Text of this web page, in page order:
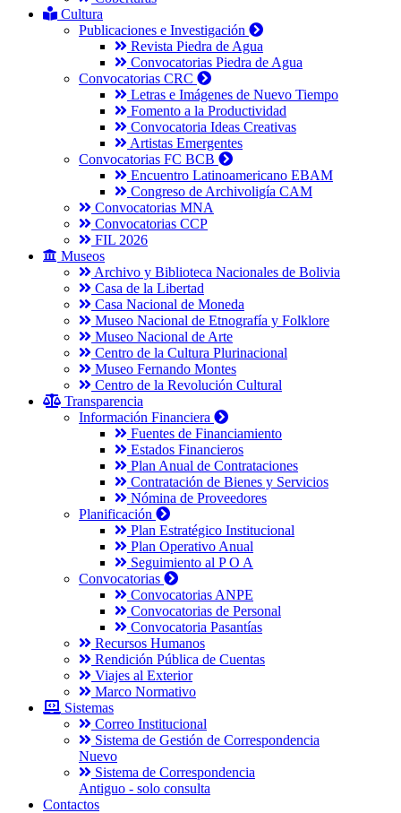
Cultura
Publicaciones e Investigación
Revista Piedra de Agua
Convocatorias Piedra de Agua
Convocatorias CRC
Letras e Imágenes de Nuevo Tiempo
Fomento a la Productividad
Convocatoria Ideas Creativas
Artistas Emergentes
Convocatorias FC BCB
Encuentro Latinoamericano EBAM
Congreso de Archivoligía CAM
Convocatorias MNA
Convocatorias CCP
FIL 2026
Museos
Archivo y Biblioteca Nacionales de Bolivia
Casa de la Libertad
Casa Nacional de Moneda
Museo Nacional de Etnografía y Folklore
Museo Nacional de Arte
Centro de la Cultura Plurinacional
Museo Fernando Montes
Centro de la Revolución Cultural
Transparencia
Información Financiera
Fuentes de Financiamiento
Estados Financieros
Plan Anual de Contrataciones
Contratación de Bienes y Servicios
Nómina de Proveedores
Planificación
Plan Estratégico Institucional
Plan Operativo Anual
Seguimiento al P O A
Convocatorias
Convocatorias ANPE
Convocatorias de Personal
Convocatoria Pasantías
Recursos Humanos
Rendición Pública de Cuentas
Viajes al Exterior
Marco Normativo
Sistemas
Correo Institucional
Sistema de Gestión de Correspondencia
Nuevo
Sistema de Correspondencia
Antiguo - solo consulta
Contactos